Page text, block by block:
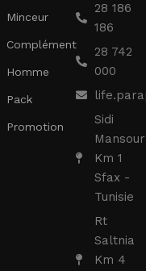
Minceur
Complément
Homme
Pack
Promotion
28 186
186
28 742
000
Sidi
Mansour
Km 1
Sfax -
Tunisie
Rt
Saltnia
Km 4